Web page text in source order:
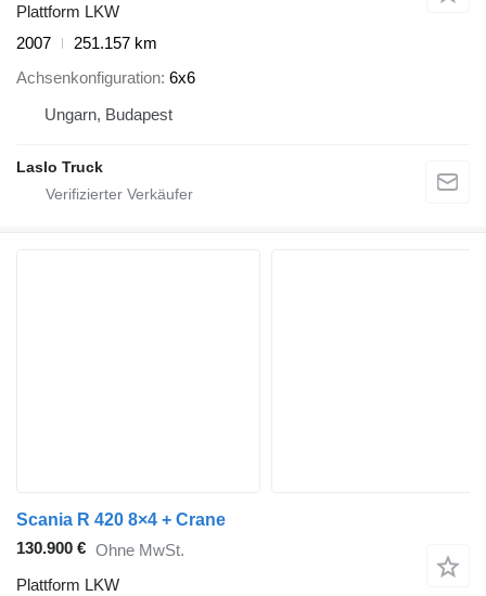
Plattform LKW
2007
251.157 km
Achsenkonfiguration 6x6
Ungarn, Budapest
Laslo Truck
Scania R 420 8×4 + Crane
130.900 € Ohne MwSt.
Plattform LKW